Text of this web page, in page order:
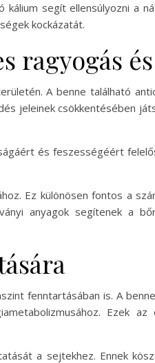
segít ellensúlyozni a
kockázatát.
ragyogás
A benne található
jeleinek csökkentésében
és feszességéért
Ez különösen fontos a
anyagok segítenek a
fenntartásában is. A
Ezek
a sejtekhez. Ennek